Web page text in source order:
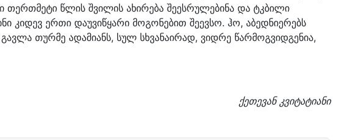
თერთმეტი წლის შვილის ახირება შეესრულებინა და ტკბილი
კიდევ ერთი დაუვიწყარი მოგონებით შეევსო. ჰო, აბედნიერებს
თურმე ადამიანს, სულ სხვანაირად, ვიდრე წარმოგვიდგენია,
ქეთევან კვიტატიანი